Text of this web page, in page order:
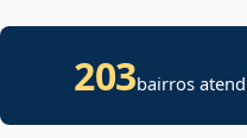
203bairros